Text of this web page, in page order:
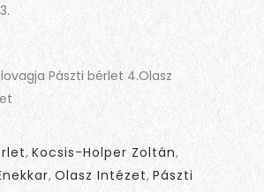
Pászti bérlet 4.Olasz
, Kocsis-Holper Zoltán,
, Olasz Intézet, Pászti